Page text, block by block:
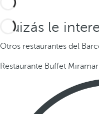
Quizás le
Otros restaurantes del
Restaurante Buffet Miramar